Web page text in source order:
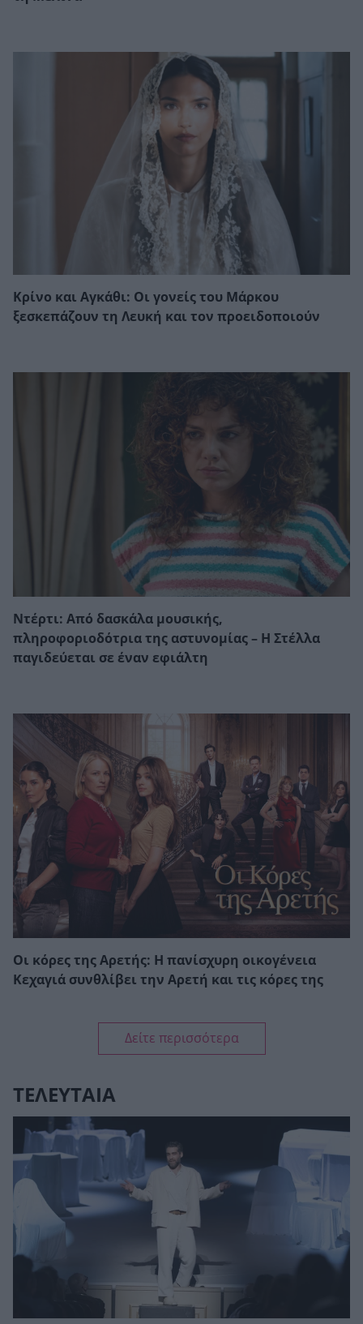
Κρίνο και Αγκάθι: Οι γονείς του Μάρκου
ξεσκεπάζουν τη Λευκή και τον προειδοποιούν
Ντέρτι: Από δασκάλα μουσικής,
πληροφοριοδότρια της αστυνομίας – Η Στέλλα
παγιδεύεται σε έναν εφιάλτη
Οι κόρες της Αρετής: Η πανίσχυρη οικογένεια
Κεχαγιά συνθλίβει την Αρετή και τις κόρες της
Δείτε περισσότερα
ΤΕΛΕΥΤΑΙΑ